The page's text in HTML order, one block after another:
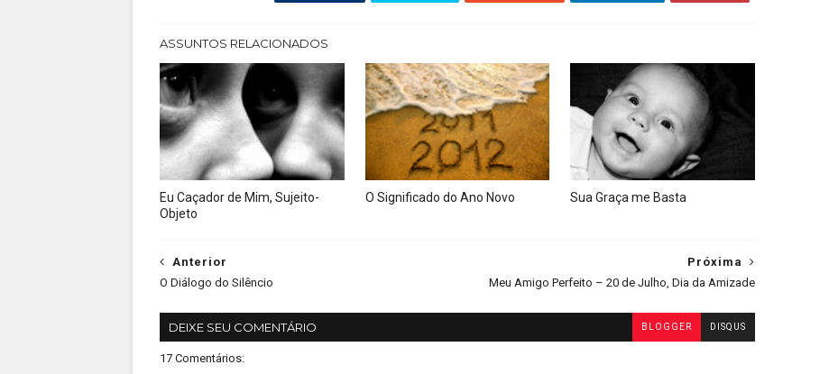
ASSUNTOS RELACIONADOS
Eu Caçador de Mim, Sujeito-
Objeto
O Significado do Ano Novo Sua Graça me Basta
Próxima
Meu Amigo Perfeito – 20 de Julho, Dia da Amizade
Anterior
O Diálogo do Silêncio
DEIXE SEU COMENTÁRIO BLOGGER DISQUS
17 Comentários: